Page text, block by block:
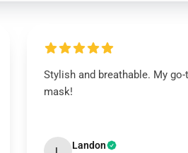
Stylish and breathable. My
mask!
Landon